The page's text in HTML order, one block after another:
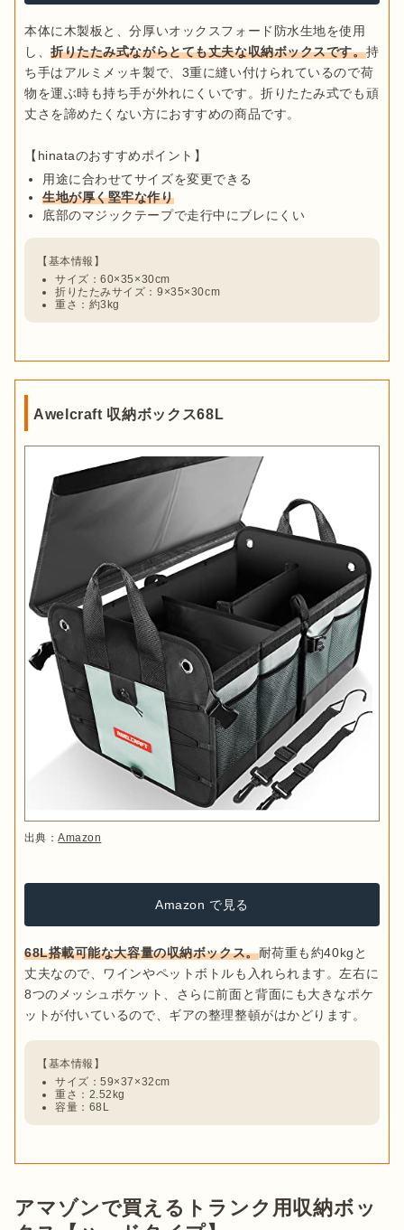
本体に木製板と、分厚いオックスフォード防水生地を使用
し、折りたたみ式ながらとても丈夫な収納ボックスです。持
ち手はアルミメッキ製で、3重に縫い付けられているので荷
物を運ぶ時も持ち手が外れにくいです。折りたたみ式でも頑
丈さを諦めたくない方におすすめの商品です。
用途に合わせてサイズを変更できる
生地が厚く堅牢な作り
底部のマジックテープで走行中にブレにくい
サイズ：60×35×30cm
折りたたみサイズ：9×35×30cm
重さ：約3kg
Awelcraft 収納ボックス68L
出典：Amazon
Amazon で見る
68L搭載可能な大容量の収納ボックス。耐荷重も約40kgと
丈夫なので、ワインやペットボトルも入れられます。左右に
8つのメッシュポケット、さらに前面と背面にも大きなポケ
サイズ：59×37×32cm
重さ：2.52kg
容量：68L
アマゾンで買えるトランク用収納ボッ